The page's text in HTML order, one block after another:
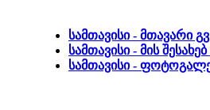
სამთავისი - მთავარი
სამთავისი - მის
სამთავისი -